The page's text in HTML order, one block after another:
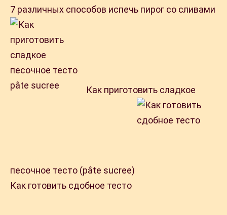
7 различных способов испечь пирог со сливами
Как приготовить сладкое
песочное тесто (pâte sucree)
Как готовить сдобное тесто